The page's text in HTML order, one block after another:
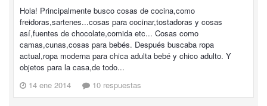
Hola! Principalmente busco cosas de cocina,como
freidoras,sartenes...cosas para cocinar,tostadoras y cosas
así,fuentes de chocolate,comida etc... Cosas como
camas,cunas,cosas para bebés. Después buscaba ropa
actual,ropa moderna para chica adulta bebé y chico adulto. Y
objetos para la casa,de todo...
14 ene 2014
10 respuestas